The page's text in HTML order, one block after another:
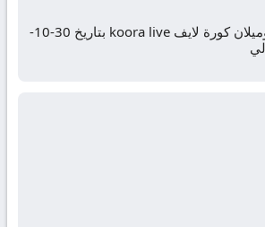
نتيجة مباراة تورينو وميلان كورة لايف koora live بتاريخ 30-10-